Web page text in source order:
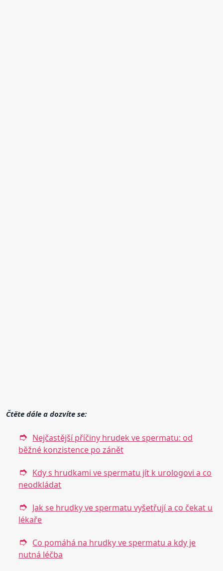
Čtěte dále a dozvíte se:
Nejčastější příčiny hrudek ve spermatu: od
běžné konzistence po zánět
Kdy s hrudkami ve spermatu jít k urologovi a co
neodkládat
Jak se hrudky ve spermatu vyšetřují a co čekat u
lékaře
Co pomáhá na hrudky ve spermatu a kdy je
nutná léčba